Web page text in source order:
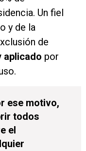
Un fiel
y de la
de
aplicado por
ese motivo,
todos
el